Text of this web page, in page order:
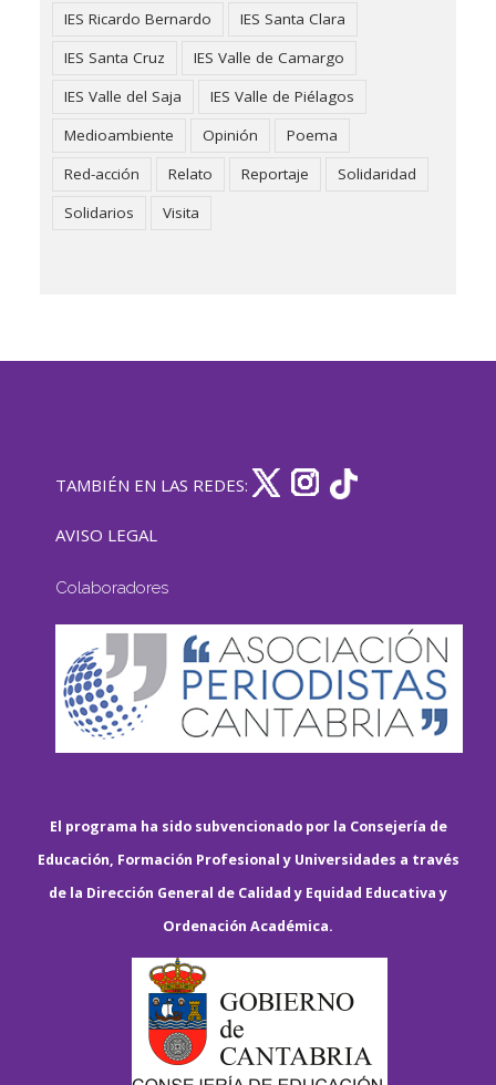
IES Ricardo Bernardo
IES Santa Clara
IES Santa Cruz
IES Valle de Camargo
IES Valle del Saja
IES Valle de Piélagos
Medioambiente
Opinión
Poema
Red-acción
Relato Reportaje
Solidaridad
Solidarios
Visita
TAMBIÉN EN LAS REDES:
AVISO LEGAL
Colaboradores
El programa ha sido subvencionado por la Consejería de
Educación, Formación Profesional y Universidades a través
de la Dirección General de Calidad y Equidad Educativa y
Ordenación Académica.